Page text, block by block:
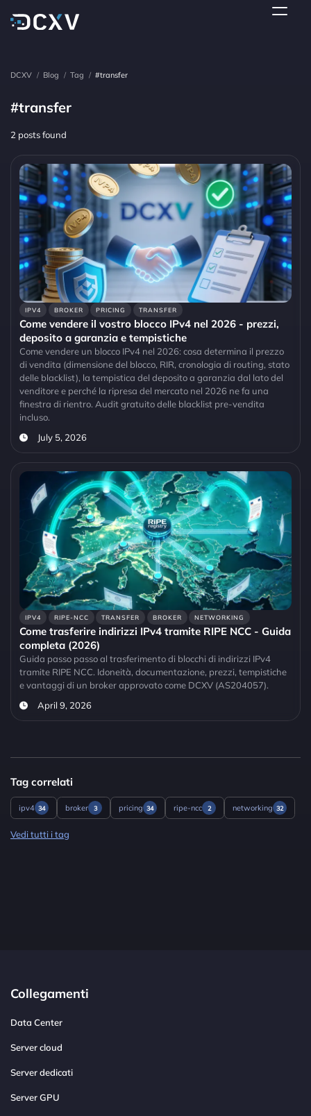
DCXV / Blog / Tag / #transfer
#transfer
2 posts found
IPV4 BROKER PRICING TRANSFER
Come vendere il vostro blocco IPv4 nel 2026 - prezzi,
deposito a garanzia e tempistiche
Come vendere un blocco IPv4 nel 2026: cosa determina il prezzo
di vendita (dimensione del blocco, RIR, cronologia di routing, stato
delle blacklist), la tempistica del deposito a garanzia dal lato del
venditore e perché la ripresa del mercato nel 2026 ne fa una
finestra di rientro. Audit gratuito delle blacklist pre-vendita
incluso.
July 5, 2026
IPV4 RIPE-NCC TRANSFER BROKER NETWORKING
Come trasferire indirizzi IPv4 tramite RIPE NCC - Guida
completa (2026)
Guida passo passo al trasferimento di blocchi di indirizzi IPv4
tramite RIPE NCC. Idoneità, documentazione, prezzi, tempistiche
e vantaggi di un broker approvato come DCXV (AS204057).
April 9, 2026
Tag correlati
ipv4 34 broker 3 pricing 34 ripe-ncc 2 networking 32
Vedi tutti i tag
Collegamenti
Data Center
Server cloud
Server dedicati
Server GPU